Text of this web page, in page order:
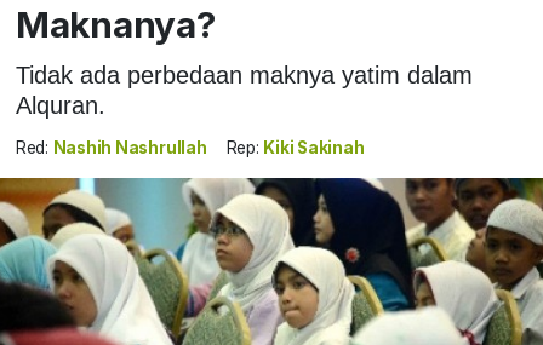
Maknanya?
Tidak ada perbedaan maknya yatim dalam
Alquran.
Red: Nashih Nashrullah Rep: Kiki Sakinah